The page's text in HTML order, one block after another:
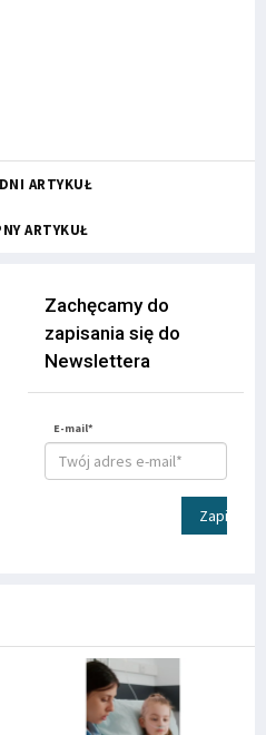
ARTYKUŁ
ARTYKUŁ
Zachęcamy do
zapisania się do
Newslettera
E-mail*
Zapisz